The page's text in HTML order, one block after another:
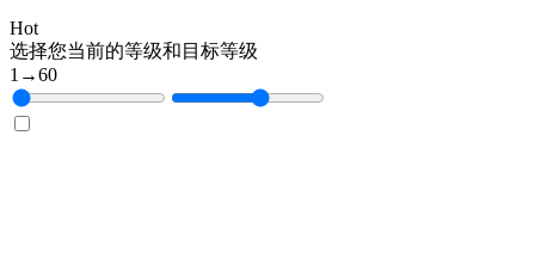
Hot
选择您当前的等级和目标等级
1 →60